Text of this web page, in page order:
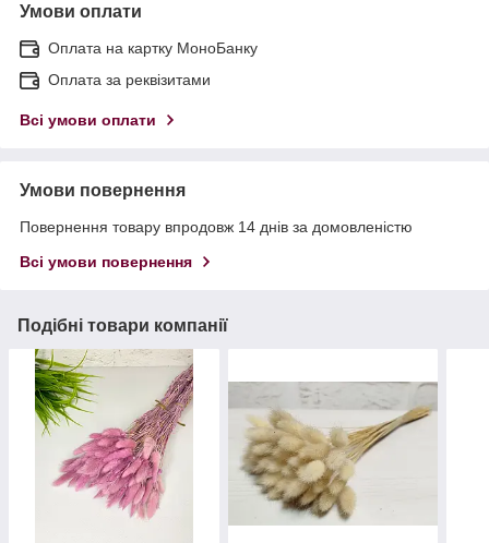
Умови оплати
Оплата на картку МоноБанку
Оплата за реквізитами
Всі умови оплати
Умови повернення
Повернення товару впродовж 14 днів за домовленістю
Всі умови повернення
Подібні товари компанії